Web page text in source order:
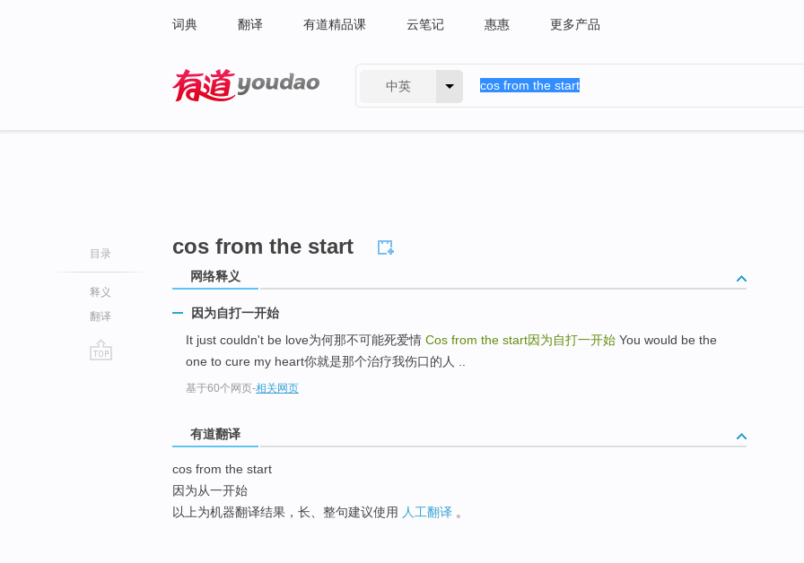
词典 翻译 有道精品课 云笔记 惠惠 更多产品
中英
目录
释义
翻译
cos from the start
网络释义
因为自打一开始
It just couldn't be love为何那不可能死爱情 Cos from the start因为自打一开始 You would be the
one to cure my heart你就是那个治疗我伤口的人 ..
基于60个网页-相关网页
有道翻译
cos from the start
因为从一开始
以上为机器翻译结果，长、整句建议使用 人工翻译 。